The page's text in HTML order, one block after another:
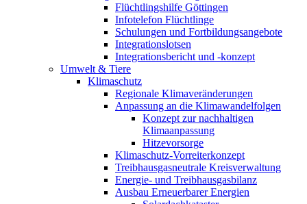
Flüchtlingshilfe Göttingen
Infotelefon Flüchtlinge
Schulungen und Fortbildungsangebote
Integrationslotsen
Integrationsbericht und -konzept
Umwelt & Tiere
Klimaschutz
Regionale Klimaveränderungen
Anpassung an die Klimawandelfolgen
Konzept zur nachhaltigen
Klimaanpassung
Hitzevorsorge
Klimaschutz-Vorreiterkonzept
Treibhausgasneutrale Kreisverwaltung
Energie- und Treibhausgasbilanz
Ausbau Erneuerbarer Energien